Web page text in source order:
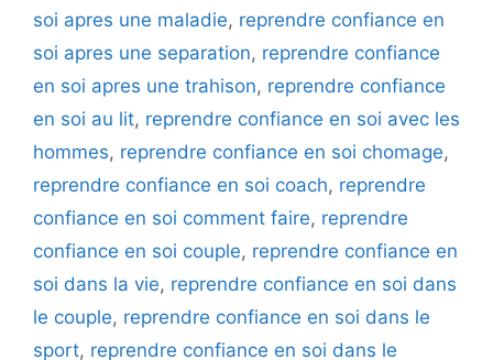
soi apres une maladie, reprendre confiance en
soi apres une separation, reprendre confiance
en soi apres une trahison, reprendre confiance
en soi au lit, reprendre confiance en soi avec les
hommes, reprendre confiance en soi chomage,
reprendre confiance en soi coach, reprendre
confiance en soi comment faire, reprendre
confiance en soi couple, reprendre confiance en
soi dans la vie, reprendre confiance en soi dans
le couple, reprendre confiance en soi dans le
sport, reprendre confiance en soi dans le